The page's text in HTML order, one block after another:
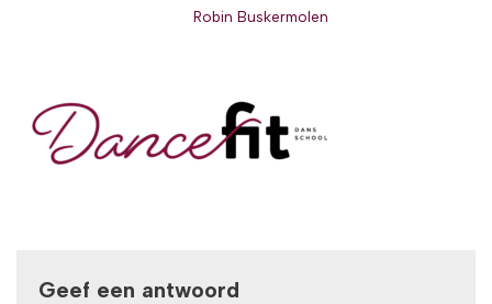
Robin Buskermolen
Geef een antwoord